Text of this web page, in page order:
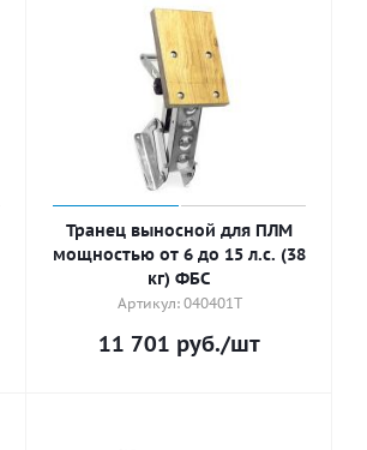
Транец выносной для ПЛМ
мощностью от 6 до 15 л.с. (38
кг) ФБС
Артикул: 040401T
11 701 руб./шт